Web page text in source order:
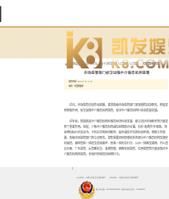
当前位置 : pg电子游戏pg电子游戏官网入口官网入口首页 >优化营商环境
市场监管部门依法加强中介服务机构监管
近日，市场监管总局作出部署，要求各级市场监管部门紧紧围绕自身职责，积极发
挥职能作用，依法加强中介服务机构监管，促进中介服务机构行业高质量发展。
近年来，我国各类中介服务机构在服务经济社会发展、建立良好市场秩序等方面发
挥了重要作用。但是，少数中介服务机构诚信经营意识淡薄，存在“收费背书”现象，甚
至明码标价买卖证书，干扰正常的经济秩序，破坏诚实守信的社会环境。按照工作部
署，各级市场监管部门将立足职责，聚焦暴露风险隐患较多的部分中介服务机构实施定
向抽查，做到查处一批违法违规案件、惩戒一批失信行为、公示一批典型案例，并从登
记注册、广告监管、反垄断执法、收费管理、网络交易监管、信用监管等方面加强对中
介服务机构的监管，多措并举规范其经营行为。
主办单位：内蒙古自治区交通运输厅 承办单位：内蒙古自治区交通运输厅